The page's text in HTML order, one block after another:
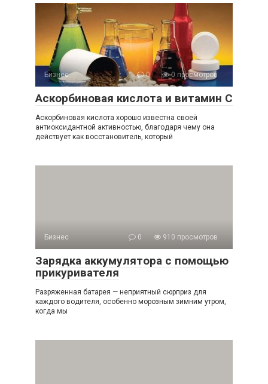
Бизнес 0 0 просмотров
Аскорбиновая кислота и витамин С
Аскорбиновая кислота хорошо известна своей
антиоксидантной активностью, благодаря чему она
действует как восстановитель, который
Бизнес 0 910 просмотров
Зарядка аккумулятора с помощью
прикуривателя
Разряженная батарея — неприятный сюрприз для
каждого водителя, особенно морозным зимним утром,
когда мы